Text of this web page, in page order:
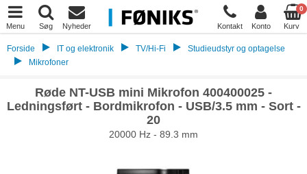
Menu Søg Nyheder Kontakt Konto
0
Kurv
Forside IT og elektronik TV/Hi-Fi
Studieudstyr og optagelse
Mikrofoner
Røde NT-USB mini Mikrofon 400400025 -
Ledningsført - Bordmikrofon - USB/3.5 mm - Sort -
20
20000 Hz - 89.3 mm